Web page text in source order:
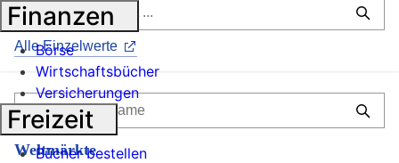
Alle Einzelwerte
Weltmärkte
Finanzen
Börse
Wirtschaftsbücher
Versicherungen
Freizeit
Bücher bestellen